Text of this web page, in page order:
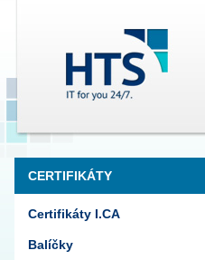
CERTIFIKÁTY
Certifikáty I.CA
Balíčky